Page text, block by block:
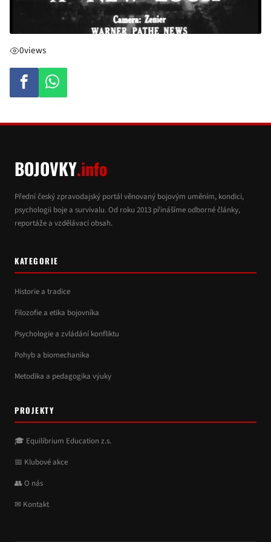
0views
BOJOVKY.info
Přední český zpravodajský portál věnovaný bojovým uměním, kondici,
psychologii boje a survivalu. Od roku 2013 přinášíme odborné články,
reportáže a vzdělávací obsah.
KATEGORIE
Historie a tradice
Filozofie a etika bojovníka
Psychologie a zvládání konfliktu
Pohyb a biomechanika
Metodika a pedagogika výuky
PROJEKTY
🎓 Equilibrium Education z.s.
📅 Klubové akce
👥 O nás
✉ Kontakt